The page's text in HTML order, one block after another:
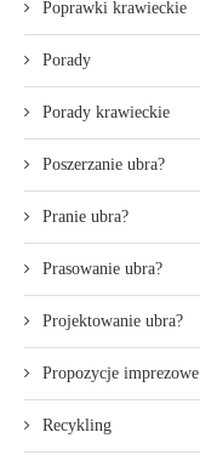
Poprawki krawieckie
Porady
Porady krawieckie
Poszerzanie ubra?
Pranie ubra?
Prasowanie ubra?
Projektowanie ubra?
Propozycje imprezowe
Recykling